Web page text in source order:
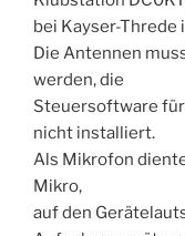
bei Kayser-Threde
Die Antennen
werden, die
Steuersoftware
nicht installiert.
Als Mikrofon
Mikro,
auf den